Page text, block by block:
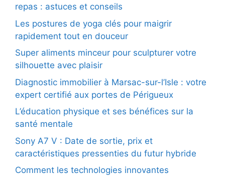
repas : astuces et conseils
Les postures de yoga clés pour maigrir
rapidement tout en douceur
Super aliments minceur pour sculpturer votre
silhouette avec plaisir
Diagnostic immobilier à Marsac-sur-l’Isle : votre
expert certifié aux portes de Périgueux
L’éducation physique et ses bénéfices sur la
santé mentale
Sony A7 V : Date de sortie, prix et
caractéristiques pressenties du futur hybride
Comment les technologies innovantes